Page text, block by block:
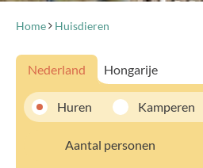
Home Huisdieren
Nederland Hongarije
Huren Kamperen